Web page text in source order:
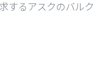
するアスクのバルク